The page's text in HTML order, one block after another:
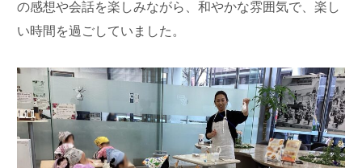
の感想や会話を楽しみながら、和やかな雰囲気で、楽し
い時間を過ごしていました。